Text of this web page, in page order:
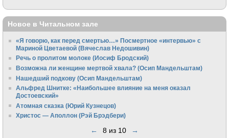
Новое в Читальном зале
«Я говорю, как перед смертью…» Посмертное «интервью» с
Мариной Цветаевой (Вячеслав Недошивин)
Речь о пролитом молоке (Иосиф Бродский)
Возможна ли женщине мертвой хвала? (Осип Мандельштам)
Нашедший подкову (Осип Мандельштам)
Альфред Шнитке: «Наибольшее влияние на меня оказал
Достоевский»
Атомная сказка (Юрий Кузнецов)
Христос — Аполлон (Рэй Брэдбери)
← 8 из 10 →